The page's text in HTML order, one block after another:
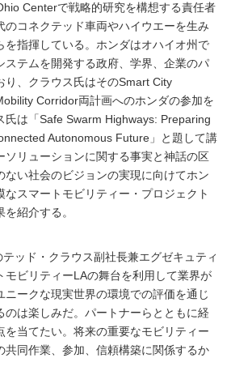
Centerで戦略的研究を構想する責任者
のコネクテッド車両やハイウエーを生み
を指揮している。ホンダはオハイオ州で
ステムを開発する政府、学界、企業のパ
り、クラウス氏はそのSmart City
Corridor両計画へのホンダの参加を
氏は「Safe Swarm Highways: Preparing
Autonomous Future」と題して講
ソリューションに関する事実と神話の区
ない社会のビジョンの実現に向けてホン
なスマートモビリティー・プロジェクト
紹介する。
ッド・クラウス副社長兼エグゼキュティ
モビリティーLAの舞台を利用して業界が
ニークな現実世界の環境での評価を通じ
のは楽しみだ。パートナーらとともに経
を当てたい。将来の重要なモビリティー
共同作業、参加、信頼構築に関係するか